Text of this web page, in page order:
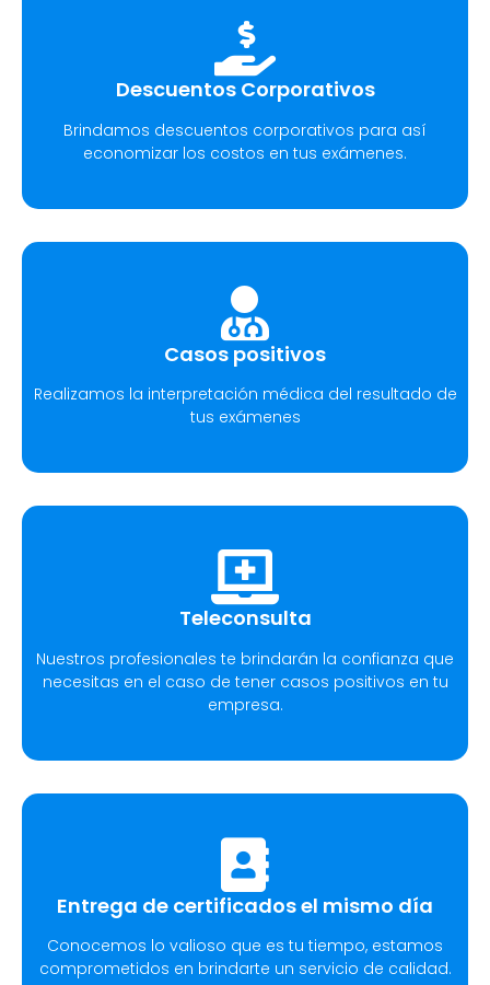
Descuentos Corporativos
Brindamos descuentos corporativos para así
economizar los costos en tus exámenes.
Casos positivos
Realizamos la interpretación médica del resultado de
tus exámenes
Teleconsulta
Nuestros profesionales te brindarán la confianza que
necesitas en el caso de tener casos positivos en tu
empresa.
Entrega de certificados el mismo día
Conocemos lo valioso que es tu tiempo, estamos
comprometidos en brindarte un servicio de calidad.